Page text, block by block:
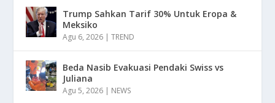
Trump Sahkan Tarif 30% Untuk Eropa &
Meksiko
Agu 6, 2026 |TREND
Beda Nasib Evakuasi Pendaki Swiss vs
Juliana
Agu 5, 2026 | NEWS